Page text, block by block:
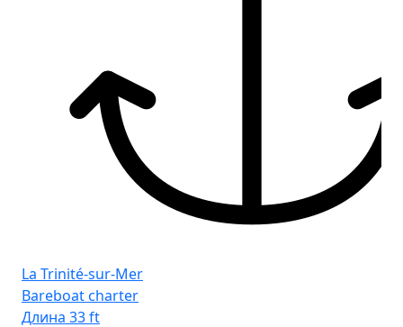
La Trinité-sur-Mer
Bareboat charter
Длина 33 ft